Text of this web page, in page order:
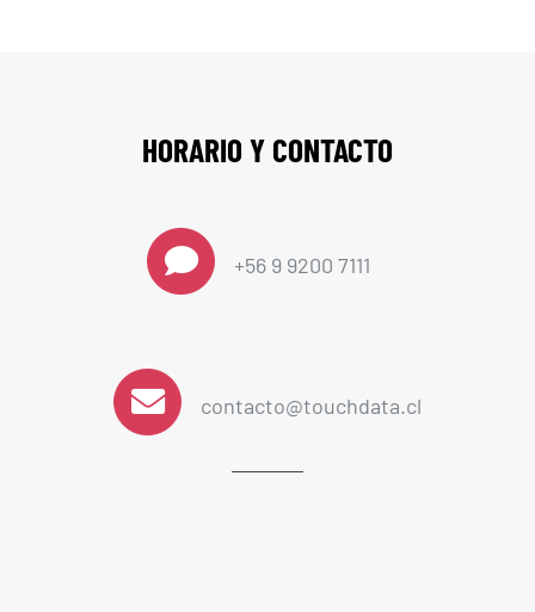
HORARIO Y CONTACTO
+56 9 9200 7111
contacto@touchdata.cl